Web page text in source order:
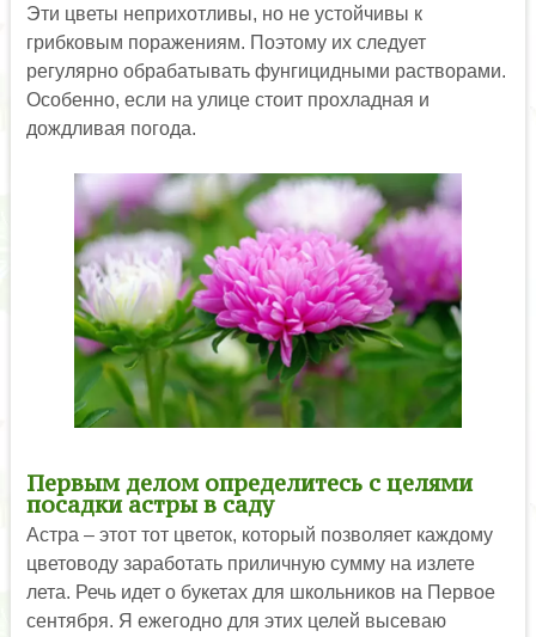
Эти цветы неприхотливы, но не устойчивы к
грибковым поражениям. Поэтому их следует
регулярно обрабатывать фунгицидными растворами.
Особенно, если на улице стоит прохладная и
дождливая погода.
Первым делом определитесь с целями
посадки астры в саду
Астра – этот тот цветок, который позволяет каждому
цветоводу заработать приличную сумму на излете
лета. Речь идет о букетах для школьников на Первое
сентября. Я ежегодно для этих целей высеваю